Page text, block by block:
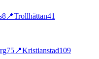
8 📍Trollhättan41
75 📍Kristianstad109